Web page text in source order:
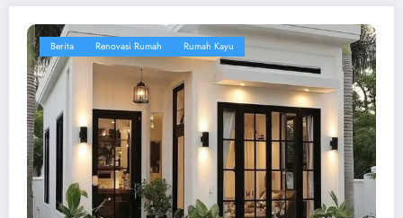
Berita Renovasi Rumah Rumah Kayu